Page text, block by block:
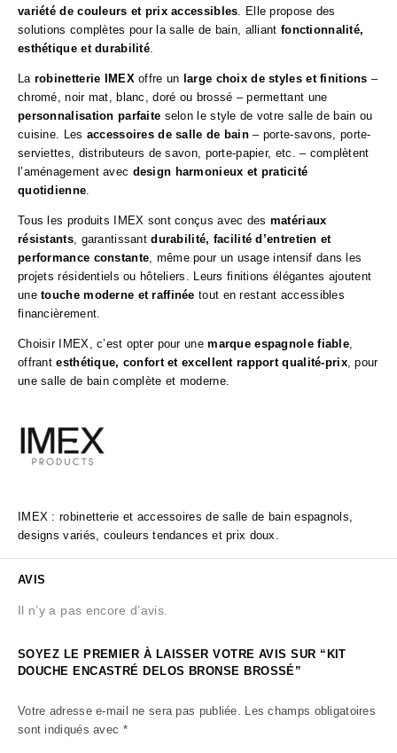
variété de couleurs et prix accessibles. Elle propose des
solutions complètes pour la salle de bain, alliant fonctionnalité,
esthétique et durabilité.
La robinetterie IMEXoffre un large choix de styles et finitions –
chromé, noir mat, blanc, doré ou brossé – permettant une
personnalisation parfaite selon le style de votre salle de bain ou
cuisine. Les accessoires de salle de bain – porte-savons, porte-
serviettes, distributeurs de savon, porte-papier, etc. – complètent
l’aménagement avec design harmonieux et praticité
quotidienne.
Tous les produits IMEX sont conçus avec des matériaux
résistants, garantissantdurabilité, facilité d’entretien et
performance constante, même pour un usage intensif dans les
projets résidentiels ou hôteliers. Leurs finitions élégantes ajoutent
unetouche moderne et raffinée tout en restant accessibles
financièrement.
Choisir IMEX, c’est opter pour unemarque espagnole fiable,
offrantesthétique, confort et excellent rapport qualité-prix, pour
une salle de bain complète et moderne.
IMEX : robinetterie et accessoires de salle de bain espagnols,
designs variés, couleurs tendances et prix doux.
AVIS
Il n’y a pas encore d’avis.
SOYEZ LE PREMIER À LAISSER VOTRE AVIS SUR “KIT
DOUCHE ENCASTRÉ DELOS BRONSE BROSSÉ”
Votre adresse e-mail ne sera pas publiée. Les champs obligatoires
sont indiqués avec *